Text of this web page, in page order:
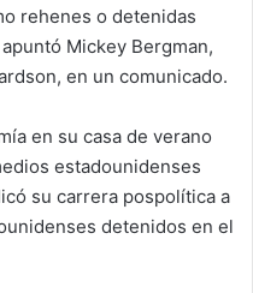
rehenes o detenidas
Mickey Bergman,
en un comunicado.
en su casa de verano
estadounidenses
su carrera pospolítica a
detenidos en el